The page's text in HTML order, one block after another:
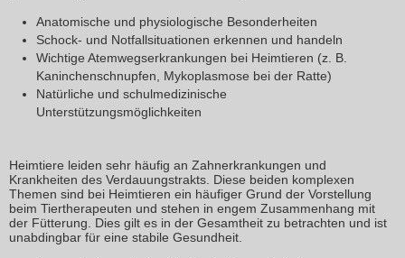
Anatomische und physiologische Besonderheiten
Schock- und Notfallsituationen erkennen und handeln
Wichtige Atemwegserkrankungen bei Heimtieren (z. B.
Kaninchenschnupfen, Mykoplasmose bei der Ratte)
Natürliche und schulmedizinische
Unterstützungsmöglichkeiten
Verdauung – von der Maulhöhle bis zum Enddarm, Fütterung
Heimtiere leiden sehr häufig an Zahnerkrankungen und
Krankheiten des Verdauungstrakts. Diese beiden komplexen
Themen sind bei Heimtieren ein häufiger Grund der Vorstellung
beim Tiertherapeuten und stehen in engem Zusammenhang mit
der Fütterung. Dies gilt es in der Gesamtheit zu betrachten und ist
unabdingbar für eine stabile Gesundheit.